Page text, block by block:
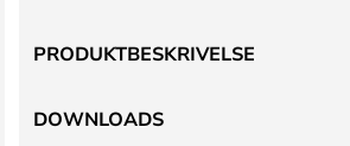
PRODUKTBESKRIVELSE
DOWNLOADS